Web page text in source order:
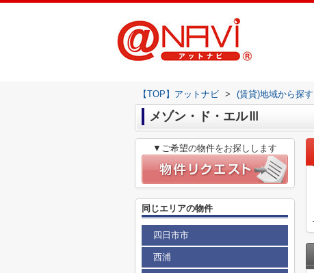
【TOP】アットナビ > (賃貸)地域から探す
メゾン・ド・エルⅢ
▼ご希望の物件をお探しします
同じエリアの物件
四日市市
西浦